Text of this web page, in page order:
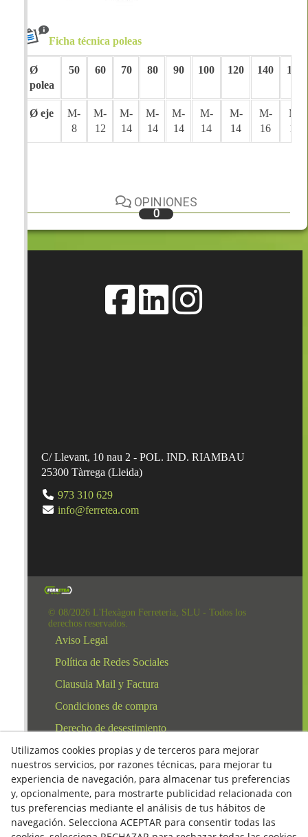
Ficha técnica poleas
Ø
polea
50 60 70 80 90 100 120 140 150
Ø eje
M-
8
M-
12
M-
14
M-
14
M-
14
M-
14
M-
14
M-
16
M-
16
OPINIONES
0
C/ Llevant, 10 nau 2 - POL. IND. RIAMBAU
25300 Tàrrega (Lleida)
973 310 629
info@ferretea.com
© 08/2026 L'Hexàgon Ferreteria, SLU - Todos los
derechos reservados.
Aviso Legal
Política de Redes Sociales
Clausula Mail y Factura
Condiciones de compra
Derecho de desestimiento
Política de Privacidad
Política de cookies
Utilizamos cookies propias y de terceros para mejorar
nuestros servicios, por razones técnicas, para mejorar tu
experiencia de navegación, para almacenar tus preferencias
y, opcionalmente, para mostrarte publicidad relacionada con
tus preferencias mediante el análisis de tus hábitos de
navegación. Selecciona ACEPTAR para consentir todas las